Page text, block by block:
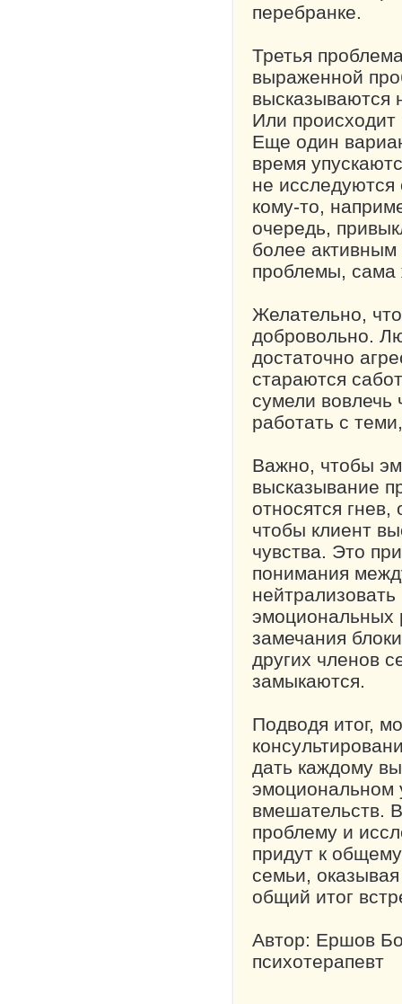
перебранке.
Третья
выраженной
высказываются
Или
Еще один
время
не
кому-то,
очередь,
более
проблемы, сама
Желательно,
добровольно.
достаточно
стараются
сумели вовлечь
работать с
Важно, чтобы
высказывание
относятся
чтобы клиент
чувства. Это
понимания
эмоциональных
замечания
других членов
замыкаются.
Подводя итог,
дать каждому
эмоциональном
вмешательств.
проблему и
придут к
семьи,
общий итог
Автор: Ершов
психотерапевт